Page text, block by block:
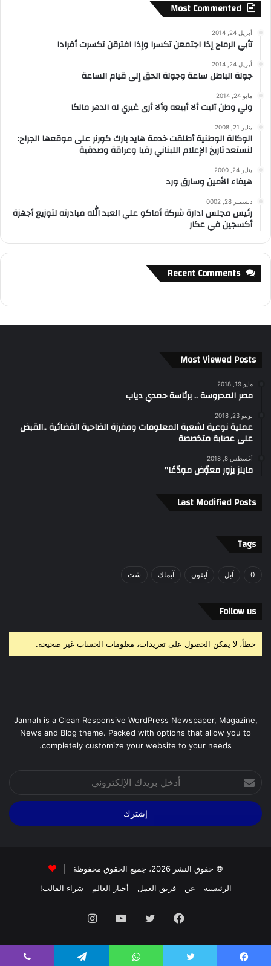
Most Commented
أبريل 24, 2014
تأبي الرماح إذا اجتمعن تكسرا وإذا افترقن تكسرت أفرادا
أبريل 24, 2014
جولة الباطل ساعة وجولة الحق إلى قيام الساعة
مايو 24, 2014
ولي وطن آليت ألا أبيعه وألا أرى غيري له الدهر مالكا
يناير 21, 2008
الوكالة الوطنية أطلقت خدمة هايد بارك كورنر على موقعها الجراح:
لنستعد تاريخ الإعلام اللبناني رقيا وعراقة وصدقية
يناير 24, 2000
هيفاء الأمين وسارق ورد
ديسمبر 28, 0002
رئيس مجلس ادارة شركة أماكو علي العبد الله مبادرته لتوزيع أجهزة
أكسجين في عكار
Recent Comments
Most Viewed Posts
مايو 19, 2018
مصر المحروسة .. برئاسة حمدي دياب
يونيو 23, 2018
عملية نوعية لشعبة المعلومات ومفرزة الضاحية القضائية ..القبض
على عصابة متخصصة
أغسطس 8, 2018
مايلز يزور معوّض مودّعًا”
Last Modified Posts
Tags
0 آبل آيفون آيماك شث
Follow us
خطأ، لا يمكن الحصول على تغريدات، معلومات الحساب غير صحيحة.
Jannah is a Clean Responsive WordPress Newspaper, Magazine,
News and Blog theme. Packed with options that allow you to
completely customize your website to your needs.
بريدك
الإلكتروني
© حقوق النشر 2026، جميع الحقوق محفوظة |
الرئيسية
عن فريق العمل أخبار العالم شراء القالب!
فيسبوك تويتر يوتيوبانستقرام